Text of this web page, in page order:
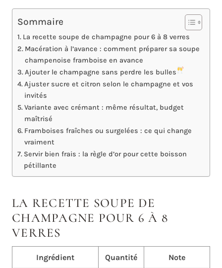
Sommaire
La recette soupe de champagne pour 6 à 8 verres
Macération à l’avance : comment préparer sa soupe
champenoise framboise en avance
Ajouter le champagne sans perdre les bulles
Ajuster sucre et citron selon le champagne et vos
invités
Variante avec crémant : même résultat, budget
maîtrisé
Framboises fraîches ou surgelées : ce qui change
vraiment
Servir bien frais : la règle d’or pour cette boisson
pétillante
LA RECETTE SOUPE DE
CHAMPAGNE POUR 6 À 8
VERRES
Ingrédient Quantité Note